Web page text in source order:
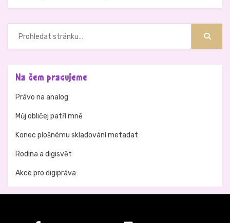
Na čem pracujeme
Právo na analog
Můj obličej patří mně
Konec plošnému skladování metadat
Rodina a digisvět
Akce pro digipráva